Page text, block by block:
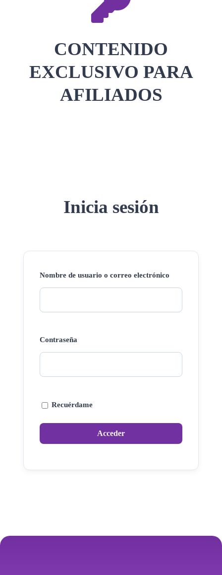
CONTENIDO
EXCLUSIVO PARA
AFILIADOS
Inicia sesión
Nombre de usuario o correo electrónico
Contraseña
Recuérdame